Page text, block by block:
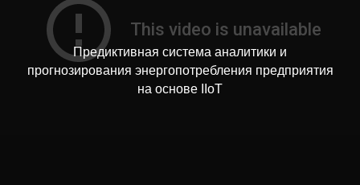
Предиктивная система аналитики и
прогнозирования энергопотребления предприятия
на основе IIoT